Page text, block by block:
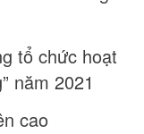
tổ chức hoạt
năm 2021
cao